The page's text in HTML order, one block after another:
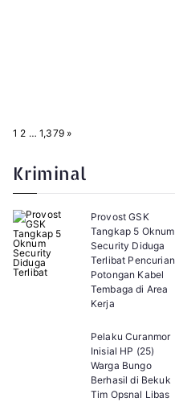
P
:
1 2 … 1,379 N
»
Kriminal
Provost GSK
Tangkap 5 Oknum
Security Diduga
Terlibat Pencurian
Potongan Kabel
Tembaga di Area
Kerja
Pelaku Curanmor
Inisial HP (25)
Warga Bungo
Berhasil di Bekuk
Tim Opsnal Libas